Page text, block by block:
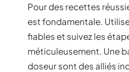
Pour des recettes
est fondamentale.
fiables et suivez les
méticuleusement. Une
doseur sont des alliés